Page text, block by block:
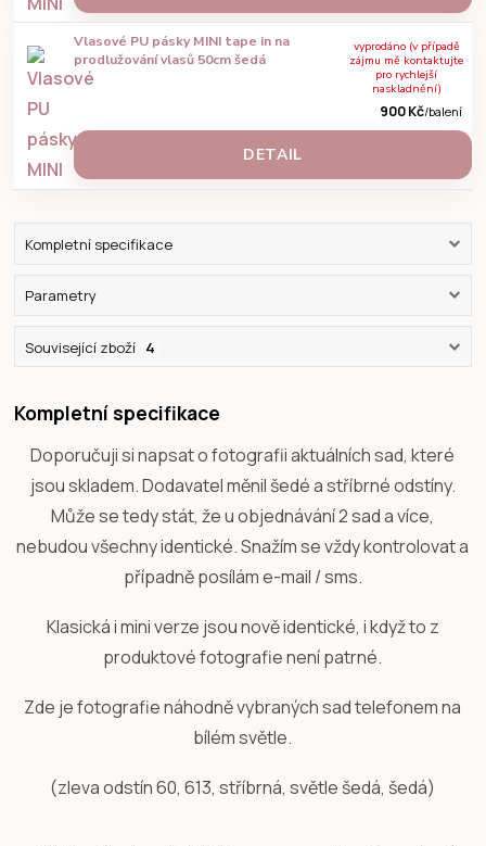
Vlasové PU pásky MINI tape in na
prodlužování vlasů 50cm šedá
900 Kč/balení
vyprodáno (v případě
zájmu mě kontaktujte
pro rychlejší
naskladnění)
DETAIL
Kompletní specifikace
Parametry
Související zboží 4
Kompletní specifikace
Doporučuji si napsat o fotografii aktuálních sad, které
jsou skladem. Dodavatel měnil šedé a stříbrné odstíny.
Může se tedy stát, že u objednávání 2 sad a více,
nebudou všechny identické. Snažím se vždy kontrolovat a
případně posílám e-mail / sms.
Klasická i mini verze jsou nově identické, i když to z
produktové fotografie není patrné.
Zde je fotografie náhodně vybraných sad telefonem na
bílém světle.
(zleva odstín 60, 613, stříbrná, světle šedá, šedá)